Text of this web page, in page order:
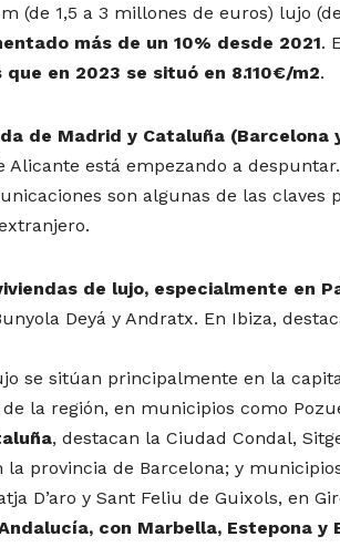
(de 1,5 a 3 millones de euros) lujo
más de un 10% desde 2021.
en 2023 se situó en 8.110€/m2.
de Madrid y Cataluña (Barcelona
Alicante está empezando a
son algunas de las claves
de lujo, especialmente en
Deyá y Andratx. En Ibiza,
se sitúan principalmente en la
la región, en municipios como
, destacan la Ciudad Condal,
provincia de Barcelona; y
D’aro y Sant Feliu de Guixols, en
con Marbella, Estepona y